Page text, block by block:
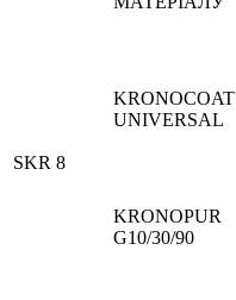
SKR 8
KRONOCOAT
UNIVERSAL
KRONOPUR
G10/30/90